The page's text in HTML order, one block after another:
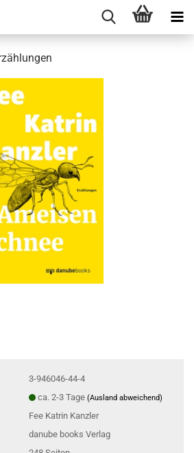
3-946046-44-4
ca. 2-3 Tage (Ausland abweichend)
Fee Katrin Kanzler
danube books Verlag